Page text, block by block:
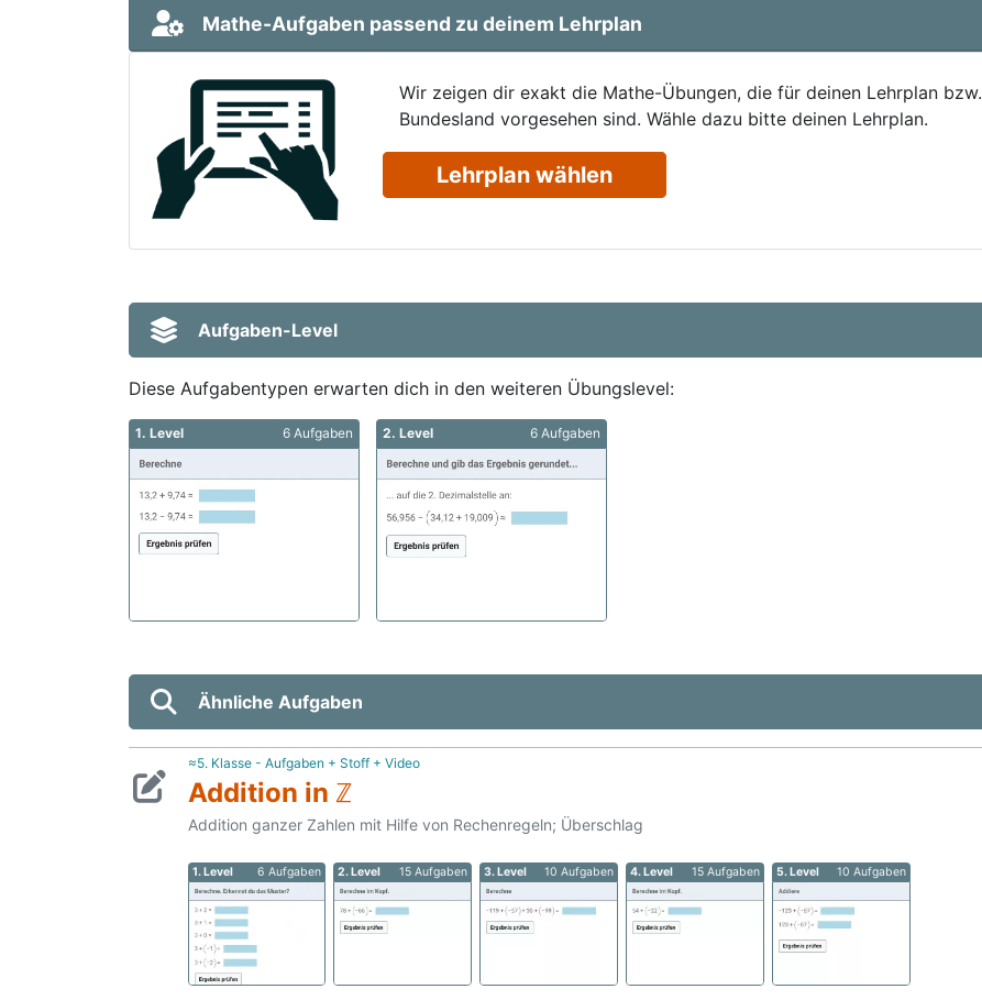
Mathe-Aufgaben passend zu deinem Lehrplan
Wir zeigen dir exakt die Mathe-Übungen, die für deinen Lehrplan bzw.
Bundesland vorgesehen sind. Wähle dazu bitte deinen Lehrplan.
Lehrplan wählen
Aufgaben-Level
Diese Aufgabentypen erwarten dich in den weiteren Übungslevel:
1. Level 6 Aufgaben 2. Level 6 Aufgaben
Ähnliche Aufgaben
≈5. Klasse - Aufgaben + Stoff + Video
Addition in ℤ
Addition ganzer Zahlen mit Hilfe von Rechenregeln; Überschlag
1. Level 6 Aufgaben 2. Level 15 Aufgaben 3. Level 10 Aufgaben 4. Level 15 Aufgaben 5. Level 10 Aufgaben